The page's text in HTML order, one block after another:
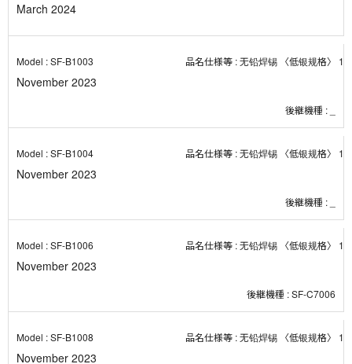
March 2024
SF-B1003 无铅焊锡 〈低银规格〉 1
November 2023
SF-B1004 无铅焊锡 〈低银规格〉 1
November 2023
SF-B1006 无铅焊锡 〈低银规格〉 1
November 2023
SF-C7006
SF-B1008 无铅焊锡 〈低银规格〉 1
November 2023